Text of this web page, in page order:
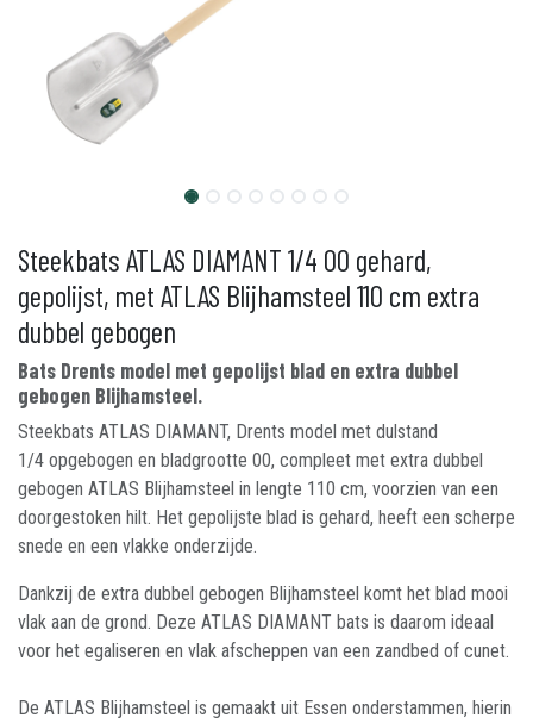
Steekbats ATLAS DIAMANT 1/4 00 gehard,
gepolijst, met ATLAS Blijhamsteel 110 cm extra
dubbel gebogen
Bats Drents model met gepolijst blad en extra dubbel
gebogen Blijhamsteel.
Steekbats ATLAS DIAMANT, Drents model met dulstand
1/4 opgebogen en bladgrootte 00, compleet met extra dubbel
gebogen ATLAS Blijhamsteel in lengte 110 cm, voorzien van een
doorgestoken hilt. Het gepolijste blad is gehard, heeft een scherpe
snede en een vlakke onderzijde.
Dankzij de extra dubbel gebogen Blijhamsteel komt het blad mooi
vlak aan de grond. Deze ATLAS DIAMANT bats is daarom ideaal
voor het egaliseren en vlak afscheppen van een zandbed of cunet.
De ATLAS Blijhamsteel is gemaakt uit Essen onderstammen, hierin